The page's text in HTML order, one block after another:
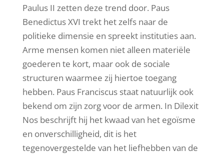
Paulus II zetten deze trend door. Paus
Benedictus XVI trekt het zelfs naar de
politieke dimensie en spreekt instituties aan.
Arme mensen komen niet alleen materiële
goederen te kort, maar ook de sociale
structuren waarmee zij hiertoe toegang
hebben. Paus Franciscus staat natuurlijk ook
bekend om zijn zorg voor de armen. In Dilexit
Nos beschrijft hij het kwaad van het egoïsme
en onverschilligheid, dit is het
tegenovergestelde van het liefhebben van de